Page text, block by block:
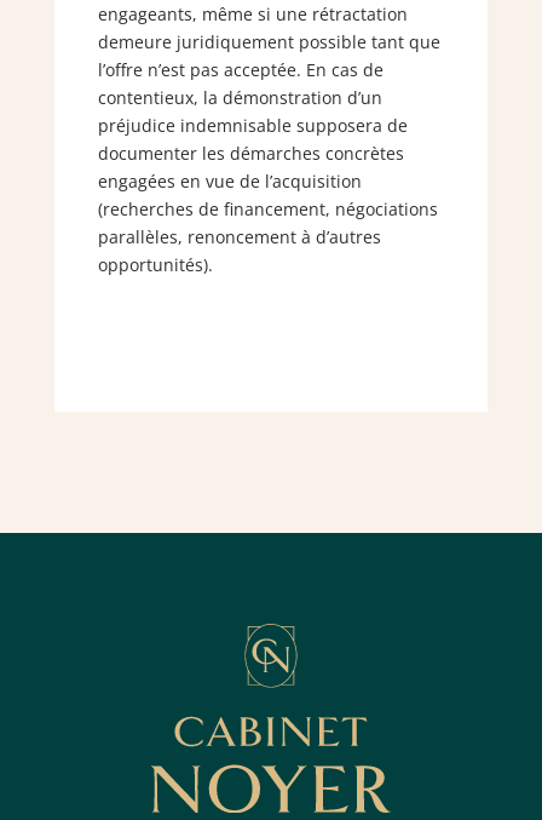
engageants, même si une rétractation
demeure juridiquement possible tant que
l’offre n’est pas acceptée. En cas de
contentieux, la démonstration d’un
préjudice indemnisable supposera de
documenter les démarches concrètes
engagées en vue de l’acquisition
(recherches de financement, négociations
parallèles, renoncement à d’autres
opportunités).